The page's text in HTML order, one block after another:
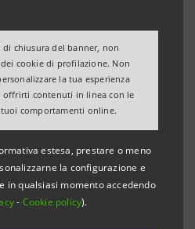
chiusura del banner, non
dei cookie di profilazione. Non
la tua esperienza
offrirti contenuti in linea con le
comportamenti online.
estesa, prestare o meno
la configurazione e
in qualsiasi momento accedendo
- Cookie policy).
al centro degli
e sostenibilità
del Rapporto
: il commercio via mare
del 2,1% nel 2024,